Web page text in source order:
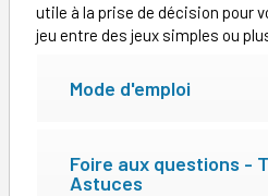
utile à la prise de décision pour
jeu entre des jeux simples ou
Mode d'emploi
Foire aux questions -
Astuces